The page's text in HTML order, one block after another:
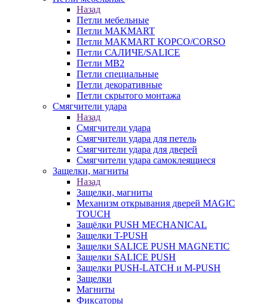
Назад
Петли мебельные
Петли MAKMART
Петли MAKMART КОРСО/CORSO
Петли САЛИЧЕ/SALICE
Петли MB2
Петли специальные
Петли декоративные
Петли скрытого монтажа
Смягчители удара
Назад
Смягчители удара
Смягчители удара для петель
Смягчители удара для дверей
Cмягчители удара самоклеящиеся
Защелки, магниты
Назад
Защелки, магниты
Механизм открывания дверей MAGIC
TOUCH
Защёлки PUSH MECHANICAL
Защелки T-PUSH
Защелки SALICE PUSH MAGNETIC
Защелки SALICE PUSH
Защелки PUSH-LATCH и M-PUSH
Защелки
Магниты
Фиксаторы